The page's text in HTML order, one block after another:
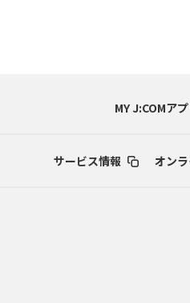
MY J:COMアプ
サービス情報 オン